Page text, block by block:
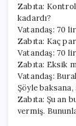
Zabıta:
kadardı?
Vatandaş: 70
Zabıta: Kaç
Vatandaş: 70
Zabıta: Eksik
Vatandaş:
Şöyle
Zabıta: Şu an
vermiş.